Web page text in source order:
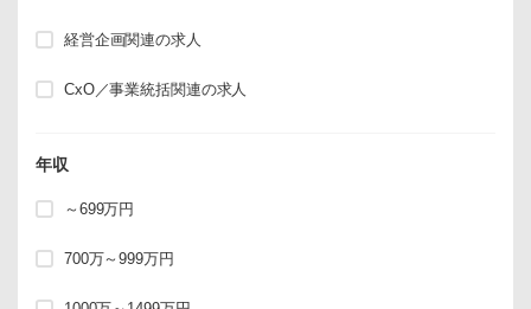
経営企画関連の求人
CxO／事業統括関連の求人
年収
～699万円
700万～999万円